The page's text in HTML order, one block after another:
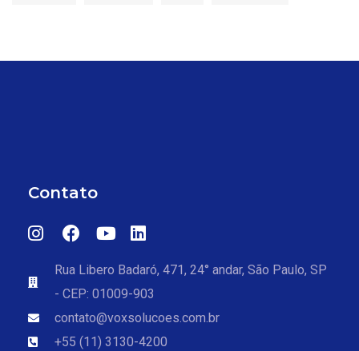
Contato
Rua Libero Badaró, 471, 24° andar, São Paulo, SP
- CEP: 01009-903
contato@voxsolucoes.com.br
+55 (11) 3130-4200